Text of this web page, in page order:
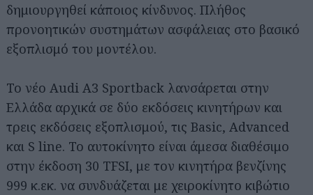
δημιουργηθεί κάποιος κίνδυνος. Πλήθος
προνοητικών συστημάτων ασφάλειας στο βασικό
εξοπλισμό του μοντέλου.
Το νέο Audi A3 Sportback λανσάρεται στην
Ελλάδα αρχικά σε δύο εκδόσεις κινητήρων και
τρεις εκδόσεις εξοπλισμού, τις Basic, Advanced
και S line. Το αυτοκίνητο είναι άμεσα διαθέσιμο
στην έκδοση 30 TFSI, με τον κινητήρα βενζίνης
999 κ.εκ. να συνδυάζεται με χειροκίνητο κιβώτιο